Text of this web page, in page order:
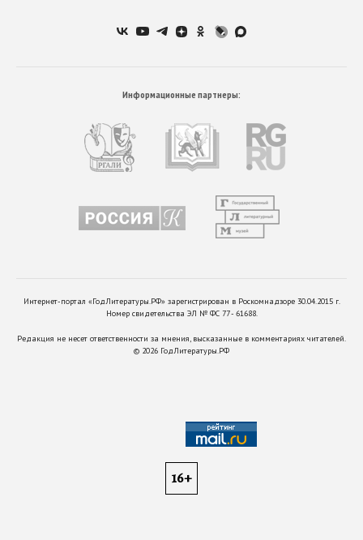
Информационные партнеры:
Интернет-портал «ГодЛитературы.РФ» зарегистрирован в Роскомнадзоре 30.04.2015 г.
Номер свидетельства ЭЛ № ФС 77 - 61688.
Редакция не несет ответственности за мнения, высказанные в комментариях читателей.
© 2026 ГодЛитературы.РФ
16+